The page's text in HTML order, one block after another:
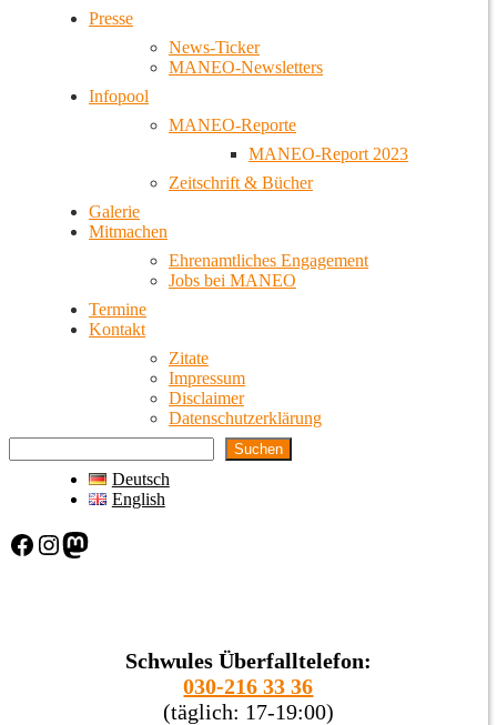
Presse
News-Ticker
MANEO-Newsletters
Infopool
MANEO-Reporte
MANEO-Report 2023
Zeitschrift & Bücher
Galerie
Mitmachen
Ehrenamtliches Engagement
Jobs bei MANEO
Termine
Kontakt
Zitate
Impressum
Disclaimer
Datenschutzerklärung
Suchen
Deutsch
English
Facebook Instagram Mastodon
Schwules Überfalltelefon:
030-216 33 36
(täglich: 17-19:00)